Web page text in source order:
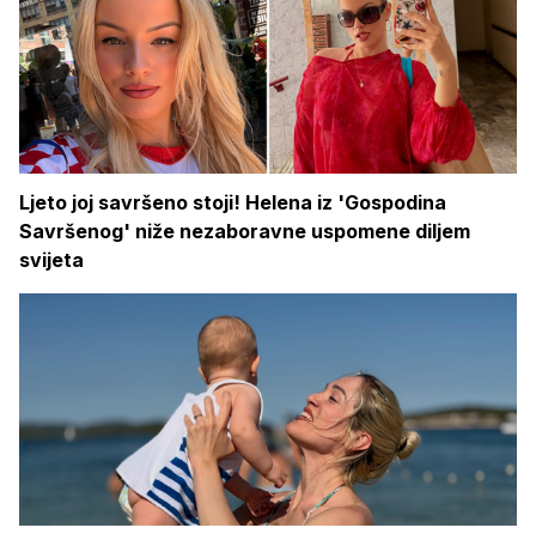
Ljeto joj savršeno stoji! Helena iz 'Gospodina
Savršenog' niže nezaboravne uspomene diljem
svijeta